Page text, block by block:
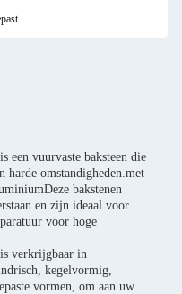
vuurvaste baksteen die
harde omstandigheden.met
bakstenen
en zijn ideaal voor
voor hoge
verkrijgbaar in
kegelvormig,
vormen, om aan uw